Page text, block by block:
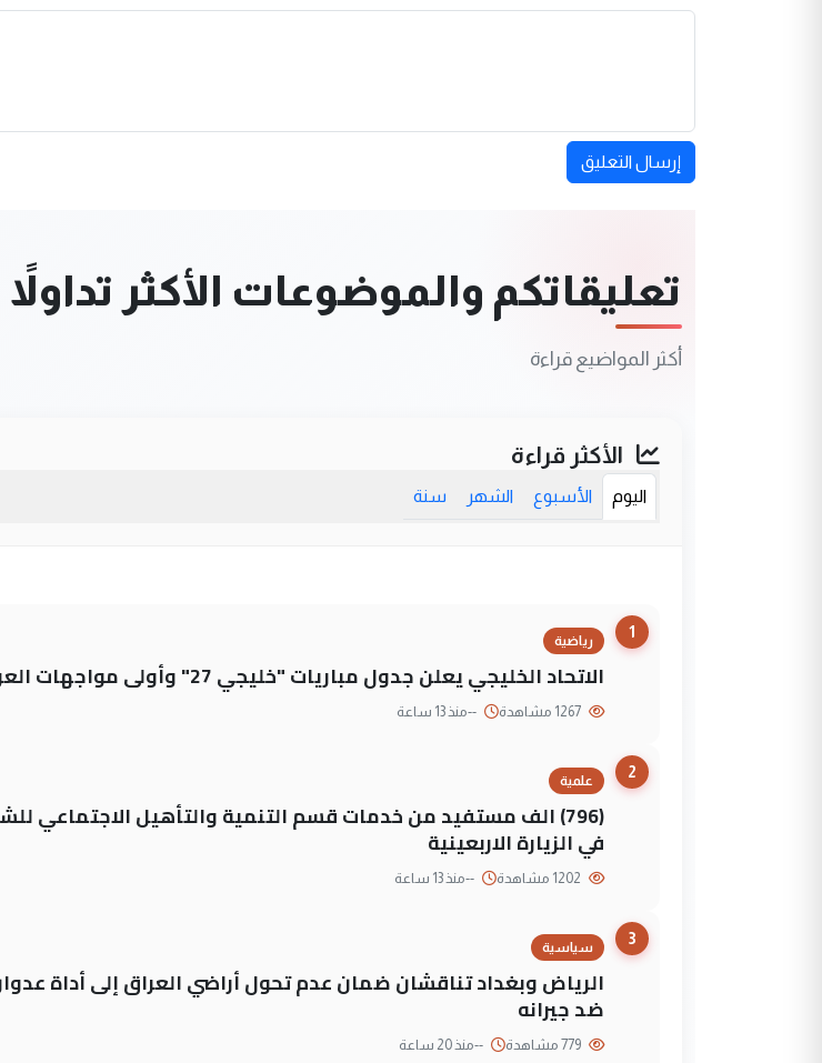
إرسال التعليق
تعليقاتكم والموضوعات الأكثر تداولاً
أكثر المواضيع قراءة
الأكثر قراءة
اليوم الأسبوع الشهر سنة
1
رياضية
الاتحاد الخليجي يعلن جدول مباريات "خليجي 27" وأولى مواجهات العراق
--منذ 13 ساعة
2
علمية
(796) الف مستفيد من خدمات قسم التنمية والتأهيل الاجتماعي
في الزيارة الاربعينية
--منذ 13 ساعة
3
سياسية
الرياض وبغداد تناقشان ضمان عدم تحول أراضي العراق إلى أداة
ضد جيرانه
--منذ 20 ساعة